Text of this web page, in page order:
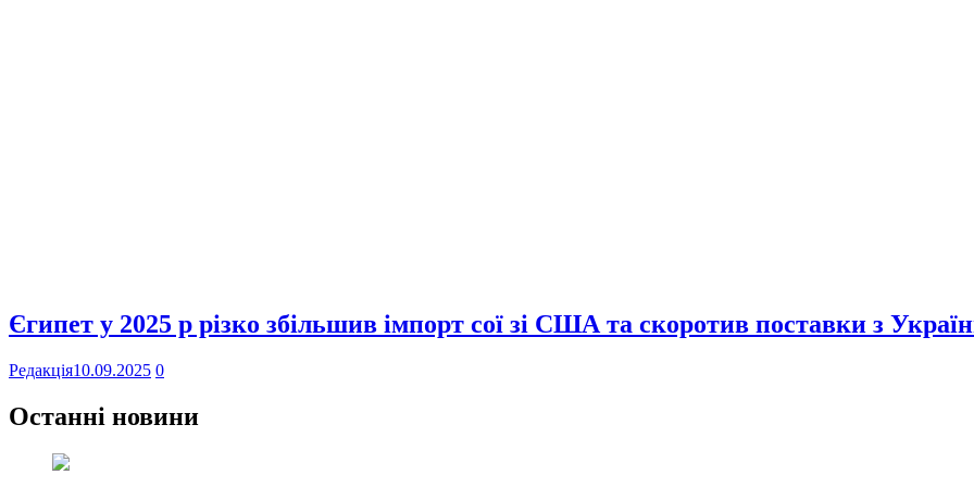
Єгипет у 2025 р різко збільшив імпорт сої зі США та скоротив поставки з
Редакція10.09.2025 0
Останні новини